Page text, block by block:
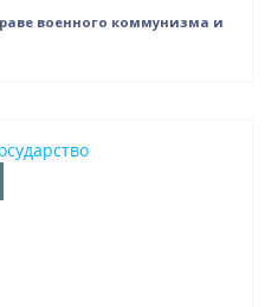
военного коммунизма и